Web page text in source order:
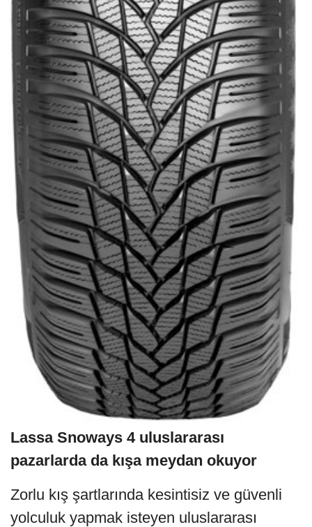
Lassa Snoways 4 uluslararası
pazarlarda da kışa meydan okuyor
Zorlu kış şartlarında kesintisiz ve güvenli
yolculuk yapmak isteyen uluslararası